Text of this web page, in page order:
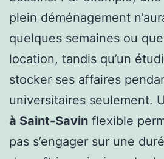
plein déménagement
quelques semaines ou
location, tandis qu’un
stocker ses affaires
universitaires seulement.
à Saint-Savin flexible
pas s’engager sur une